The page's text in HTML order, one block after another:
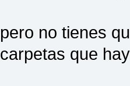
pero no tienes
carpetas que